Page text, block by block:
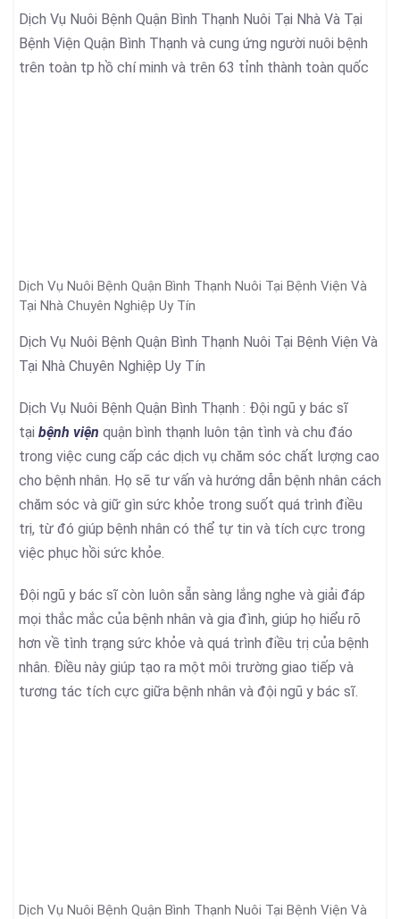
Dịch Vụ Nuôi Bệnh Quận Bình Thạnh Nuôi Tại Nhà Và Tại
Bệnh Viện Quận Bình Thạnh và cung ứng người nuôi bệnh
trên toàn tp hồ chí minh và trên 63 tỉnh thành toàn quốc
Dịch Vụ Nuôi Bệnh Quận Bình Thạnh Nuôi Tại Bệnh Viện Và
Tại Nhà Chuyên Nghiệp Uy Tín
Dịch Vụ Nuôi Bệnh Quận Bình Thạnh Nuôi Tại Bệnh Viện Và
Tại Nhà Chuyên Nghiệp Uy Tín
Dịch Vụ Nuôi Bệnh Quận Bình Thạnh : Đội ngũ y bác sĩ
tại bệnh viện quận bình thạnh luôn tận tình và chu đáo
trong việc cung cấp các dịch vụ chăm sóc chất lượng cao
cho bệnh nhân. Họ sẽ tư vấn và hướng dẫn bệnh nhân cách
chăm sóc và giữ gìn sức khỏe trong suốt quá trình điều
trị, từ đó giúp bệnh nhân có thể tự tin và tích cực trong
việc phục hồi sức khỏe.
Đội ngũ y bác sĩ còn luôn sẵn sàng lắng nghe và giải đáp
mọi thắc mắc của bệnh nhân và gia đình, giúp họ hiểu rõ
hơn về tình trạng sức khỏe và quá trình điều trị của bệnh
nhân. Điều này giúp tạo ra một môi trường giao tiếp và
tương tác tích cực giữa bệnh nhân và đội ngũ y bác sĩ.
Dịch Vụ Nuôi Bệnh Quận Bình Thạnh Nuôi Tại Bệnh Viện Và